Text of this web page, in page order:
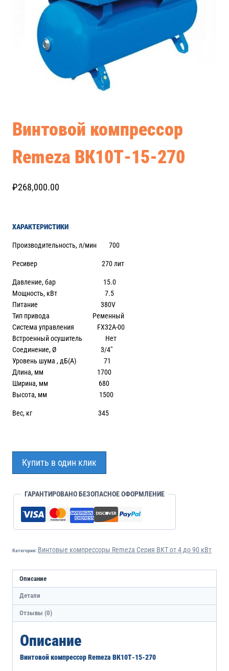
Винтовой компрессор
Remeza ВК10Т-15-270
₽268,000.00
ХАРАКТЕРИСТИКИ
Производительность, л/мин 700
Ресивер 270 лит
Давление, бар 15.0
Мощность, кВт 7.5
Питание 380V
Тип привода Ременный
Система управления FX32A-00
Встроенный осушитель Нет
Соединение, Ø 3/4″
Уровень шума , дБ(А) 71
Длина, мм 1700
Ширина, мм 680
Высота, мм 1500
Вес, кг 345
Купить в один клик
ГАРАНТИРОВАНО БЕЗОПАСНОЕ ОФОРМЛЕНИЕ
Категория: Винтовые компрессоры Remeza Серия ВКТ от 4 до 90 кВт
Описание
Детали
Отзывы (0)
Описание
Винтовой компрессор Remeza ВК10Т-15-270